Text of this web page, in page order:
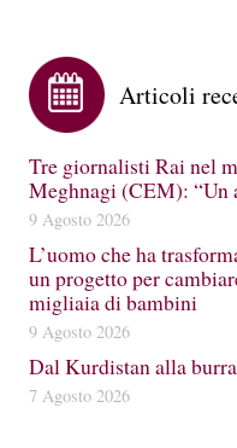
Articoli
Tre giornalisti Rai nel
Meghnagi (CEM): “Un
9 Agosto 2026
L’uomo che ha
un progetto per
migliaia di bambini
9 Agosto 2026
Dal Kurdistan alla
7 Agosto 2026